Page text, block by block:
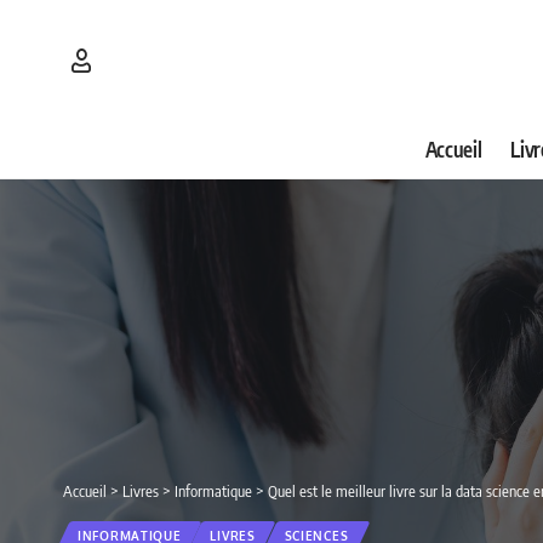
Accueil
Accueil > Livres > Informatique> Quel est le meilleur livre sur la data science
INFORMATIQUE LIVRES SCIENCES